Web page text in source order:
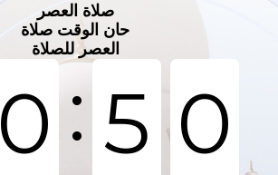
صلاة العصر
حان الوقت صلاة
العصر للصلاة
0: 5 0